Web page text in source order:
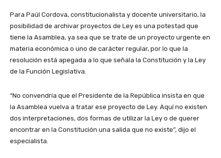
Para Paúl Cordova, constitucionalista y docente universitario, la
posibilidad de archivar proyectos de Ley es una potestad que
tiene la Asamblea, ya sea que se trate de un proyecto urgente en
materia económica o uno de carácter regular, por lo que la
resolución está apegada a lo que señala la Constitución y la Ley
de la Función Legislativa.
“No convendría que el Presidente de la República insista en que
la Asamblea vuelva a tratar ese proyecto de Ley. Aquí no existen
dos interpretaciones, dos formas de utilizar la Ley o de querer
encontrar en la Constitución una salida que no existe”, dijo el
especialista.